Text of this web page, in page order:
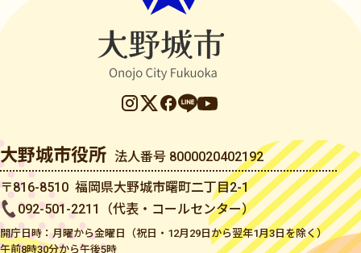
大野城市役所 法人番号 8000020402192
〒816-8510 福岡県大野城市曙町二丁目2-1
092-501-2211（代表・コールセンター）
開庁日時：月曜から金曜日（祝日・12月29日から翌年1月3日を除く）
午前8時30分から午後5時